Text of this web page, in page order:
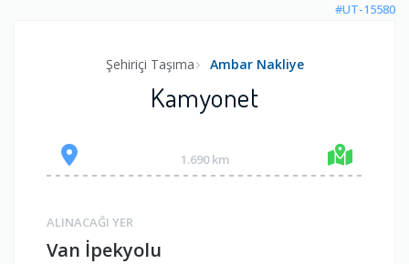
#UT-15580
Şehiriçi Taşıma Ambar Nakliye
Kamyonet
1.690 km
ALINACAĞI YER
Van İpekyolu